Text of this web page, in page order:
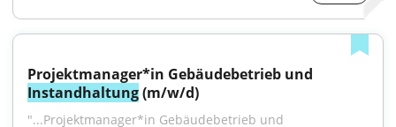
Instandhaltung (m/w/d)